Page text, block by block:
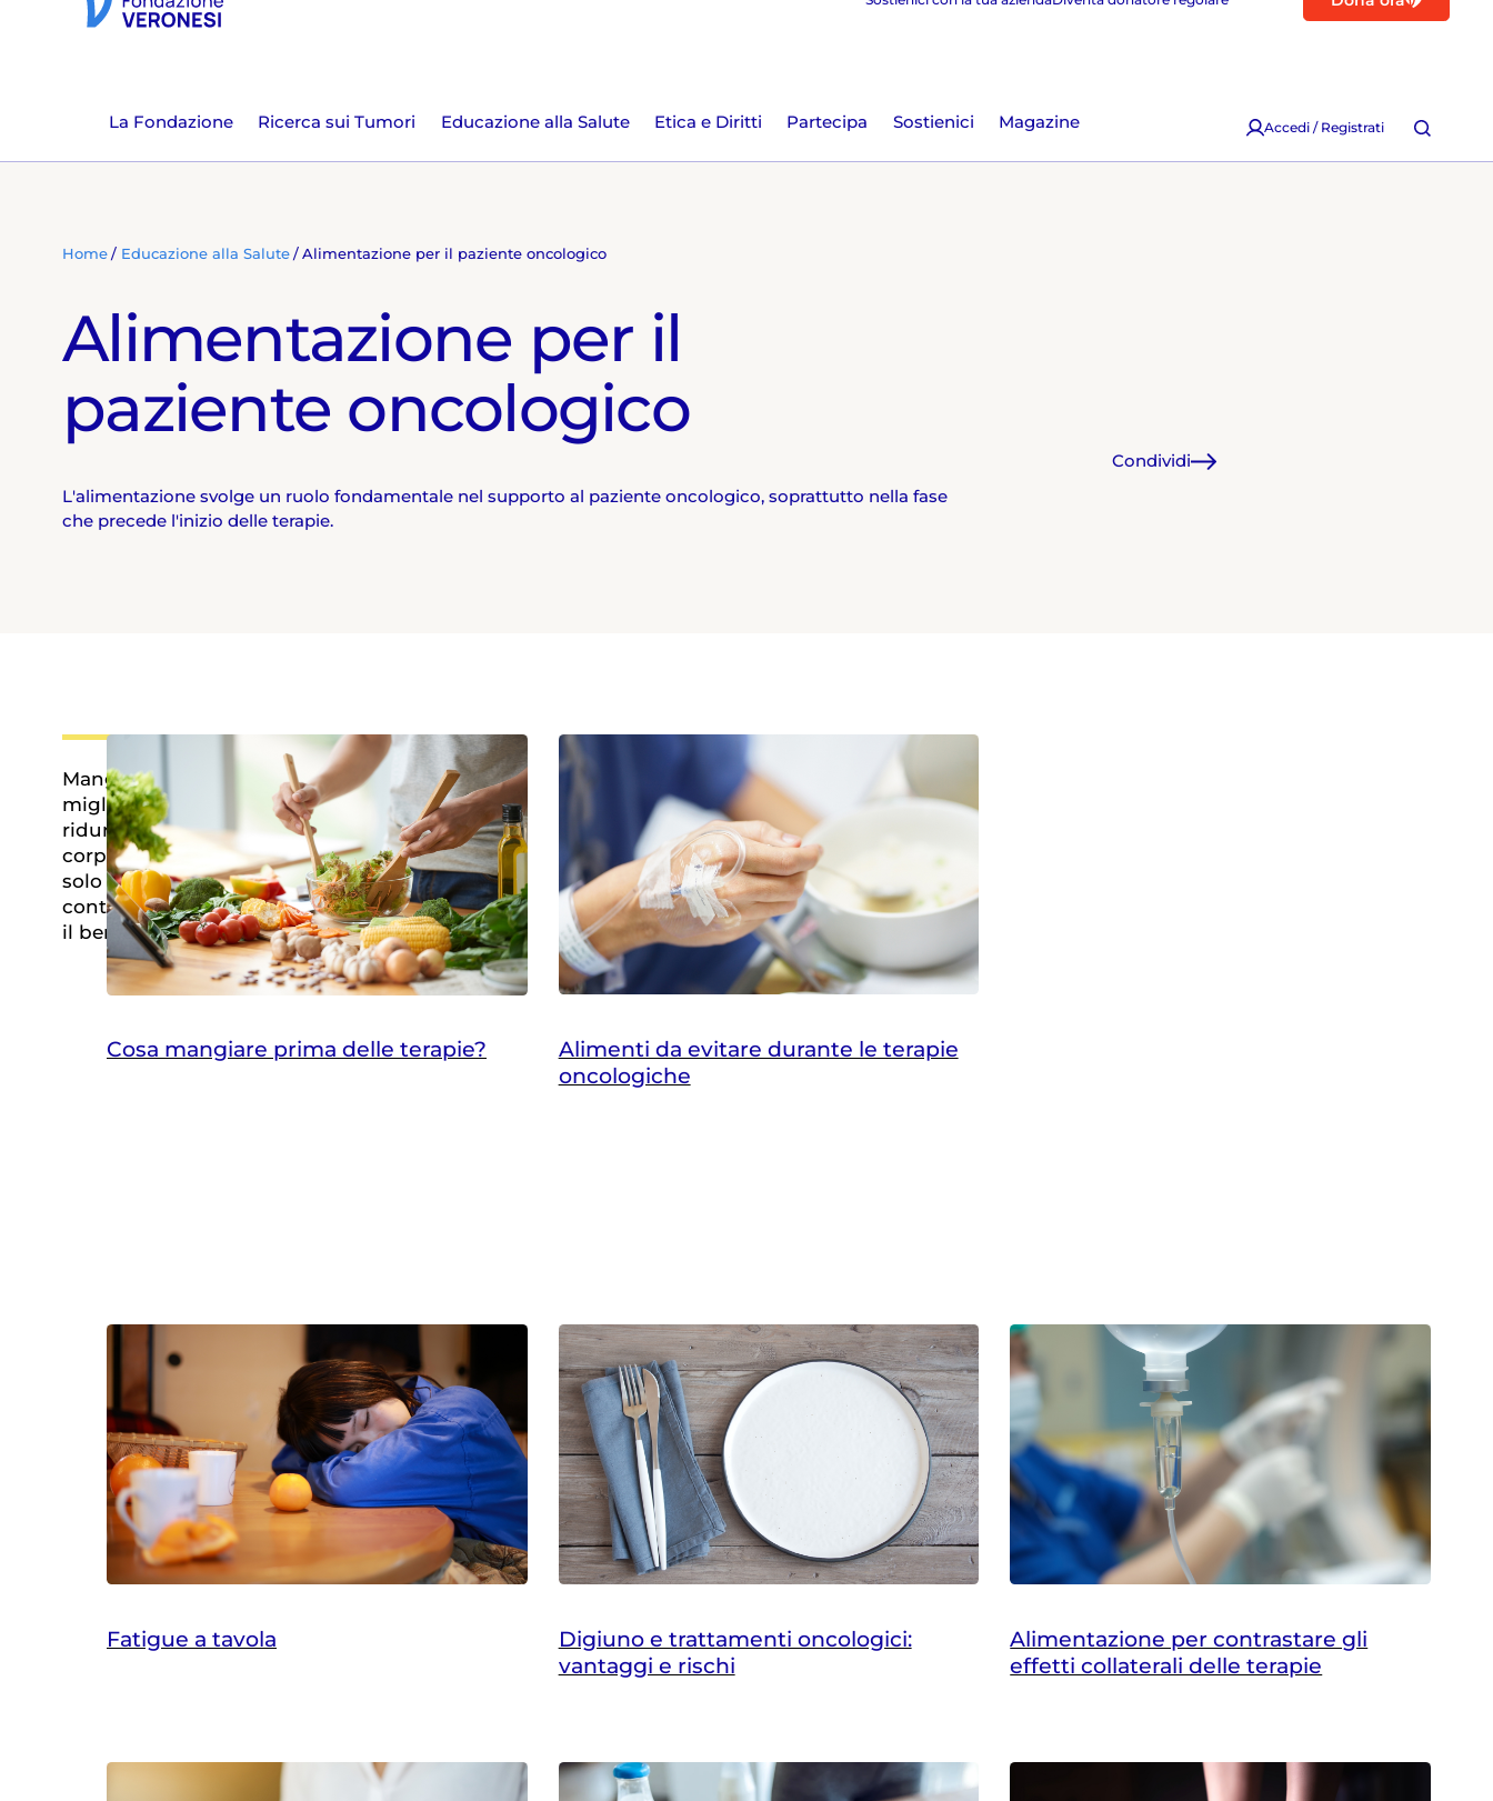
La Fondazione Ricerca sui Tumori Educazione alla Salute Etica e Diritti Partecipa Sostienici Magazine Accedi / Registrati
Home Educazione alla Salute Alimentazione per il paziente oncologico
Alimentazione per il
paziente oncologico
L'alimentazione svolge un ruolo fondamentale nel supporto al paziente oncologico, soprattutto nella fase
che precede l'inizio delle terapie.
Condividi
Mangiare in modo corretto può aiutare a
migliorare la tolleranza ai trattamenti e a
ridurre alcuni effetti collaterali. Preparare il
corpo attraverso una dieta equilibrata non
solo ottimizza l'efficacia delle terapie, ma
contribuisce anche a mantenere le energie e
il benessere generale.
Cosa mangiare prima delle terapie?
Alimenti da evitare durante le terapie
oncologiche
Fatigue a tavola
Digiuno e trattamenti oncologici:
vantaggi e rischi
Alimentazione per contrastare gli
effetti collaterali delle terapie